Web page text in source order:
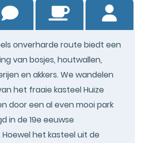
onverharde route biedt een
van bosjes, houtwallen,
en akkers. We wandelen
het fraaie kasteel Huize
door een al even mooi park
in de 19e eeuwse
het kasteel uit de